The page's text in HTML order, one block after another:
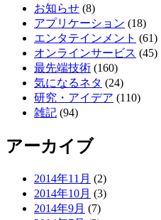
お知らせ (8)
アプリケーション (18)
エンタテインメント (61)
オンラインサービス (45)
最先端技術 (160)
気になるネタ (24)
研究・アイデア (110)
雑記 (94)
アーカイブ
2014年11月 (2)
2014年10月 (3)
2014年9月 (7)